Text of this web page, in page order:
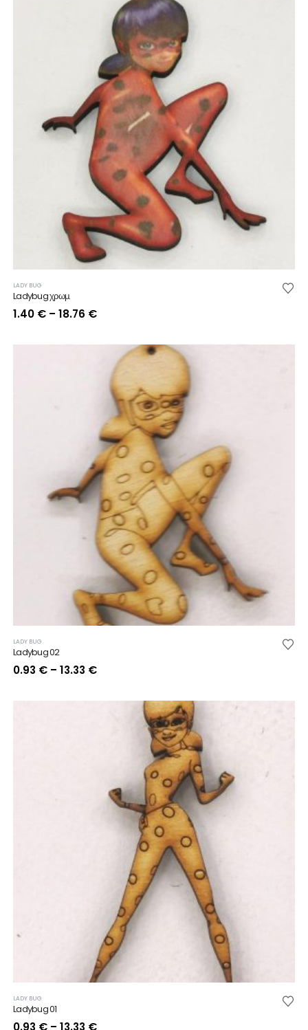
LADY BUG
Ladybug χρωμ.
1.40 € – 18.76 €Price
through
18.76 €
LADY BUG
Ladybug 02
0.93 € – 13.33 €Price
through
LADY BUG
Ladybug 01
0.93 € – 13.33 €Price